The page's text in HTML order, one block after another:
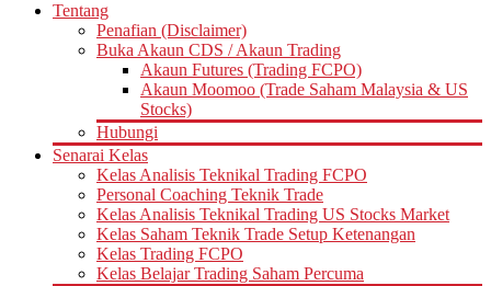
Tentang
Penafian (Disclaimer)
Buka Akaun CDS / Akaun Trading
Akaun Futures (Trading FCPO)
Akaun Moomoo (Trade Saham Malaysia & US
Stocks)
Hubungi
Senarai Kelas
Kelas Analisis Teknikal Trading FCPO
Personal Coaching Teknik Trade
Kelas Analisis Teknikal Trading US Stocks Market
Kelas Saham Teknik Trade Setup Ketenangan
Kelas Trading FCPO
Kelas Belajar Trading Saham Percuma